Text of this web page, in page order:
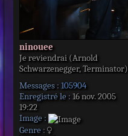
ninouee
Je reviendrai (Arnold
Schwarzenegger, Terminator)
Messages : 105904
Enregistré le : 16 nov. 2005
19:22
Image :
Genre :